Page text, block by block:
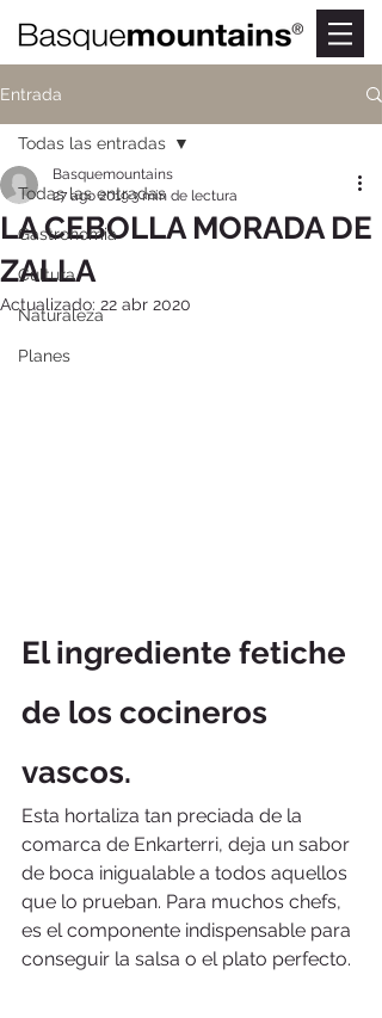
Entrada
Todas las entradas
Gastronomia
Cultura
Naturaleza
Planes
Todas las entradas
LA CEBOLLA MORADA DE
ZALLA
Basquemountains
27 ago 20193 min de lectura
Actualizado: 22 abr 2020
El ingrediente fetiche
de los cocineros
vascos.
Esta hortaliza tan preciada de la
comarca de Enkarterri, deja un sabor
de boca inigualable a todos aquellos
que lo prueban. Para muchos chefs,
es el componente indispensable para
conseguir la salsa o el plato perfecto.